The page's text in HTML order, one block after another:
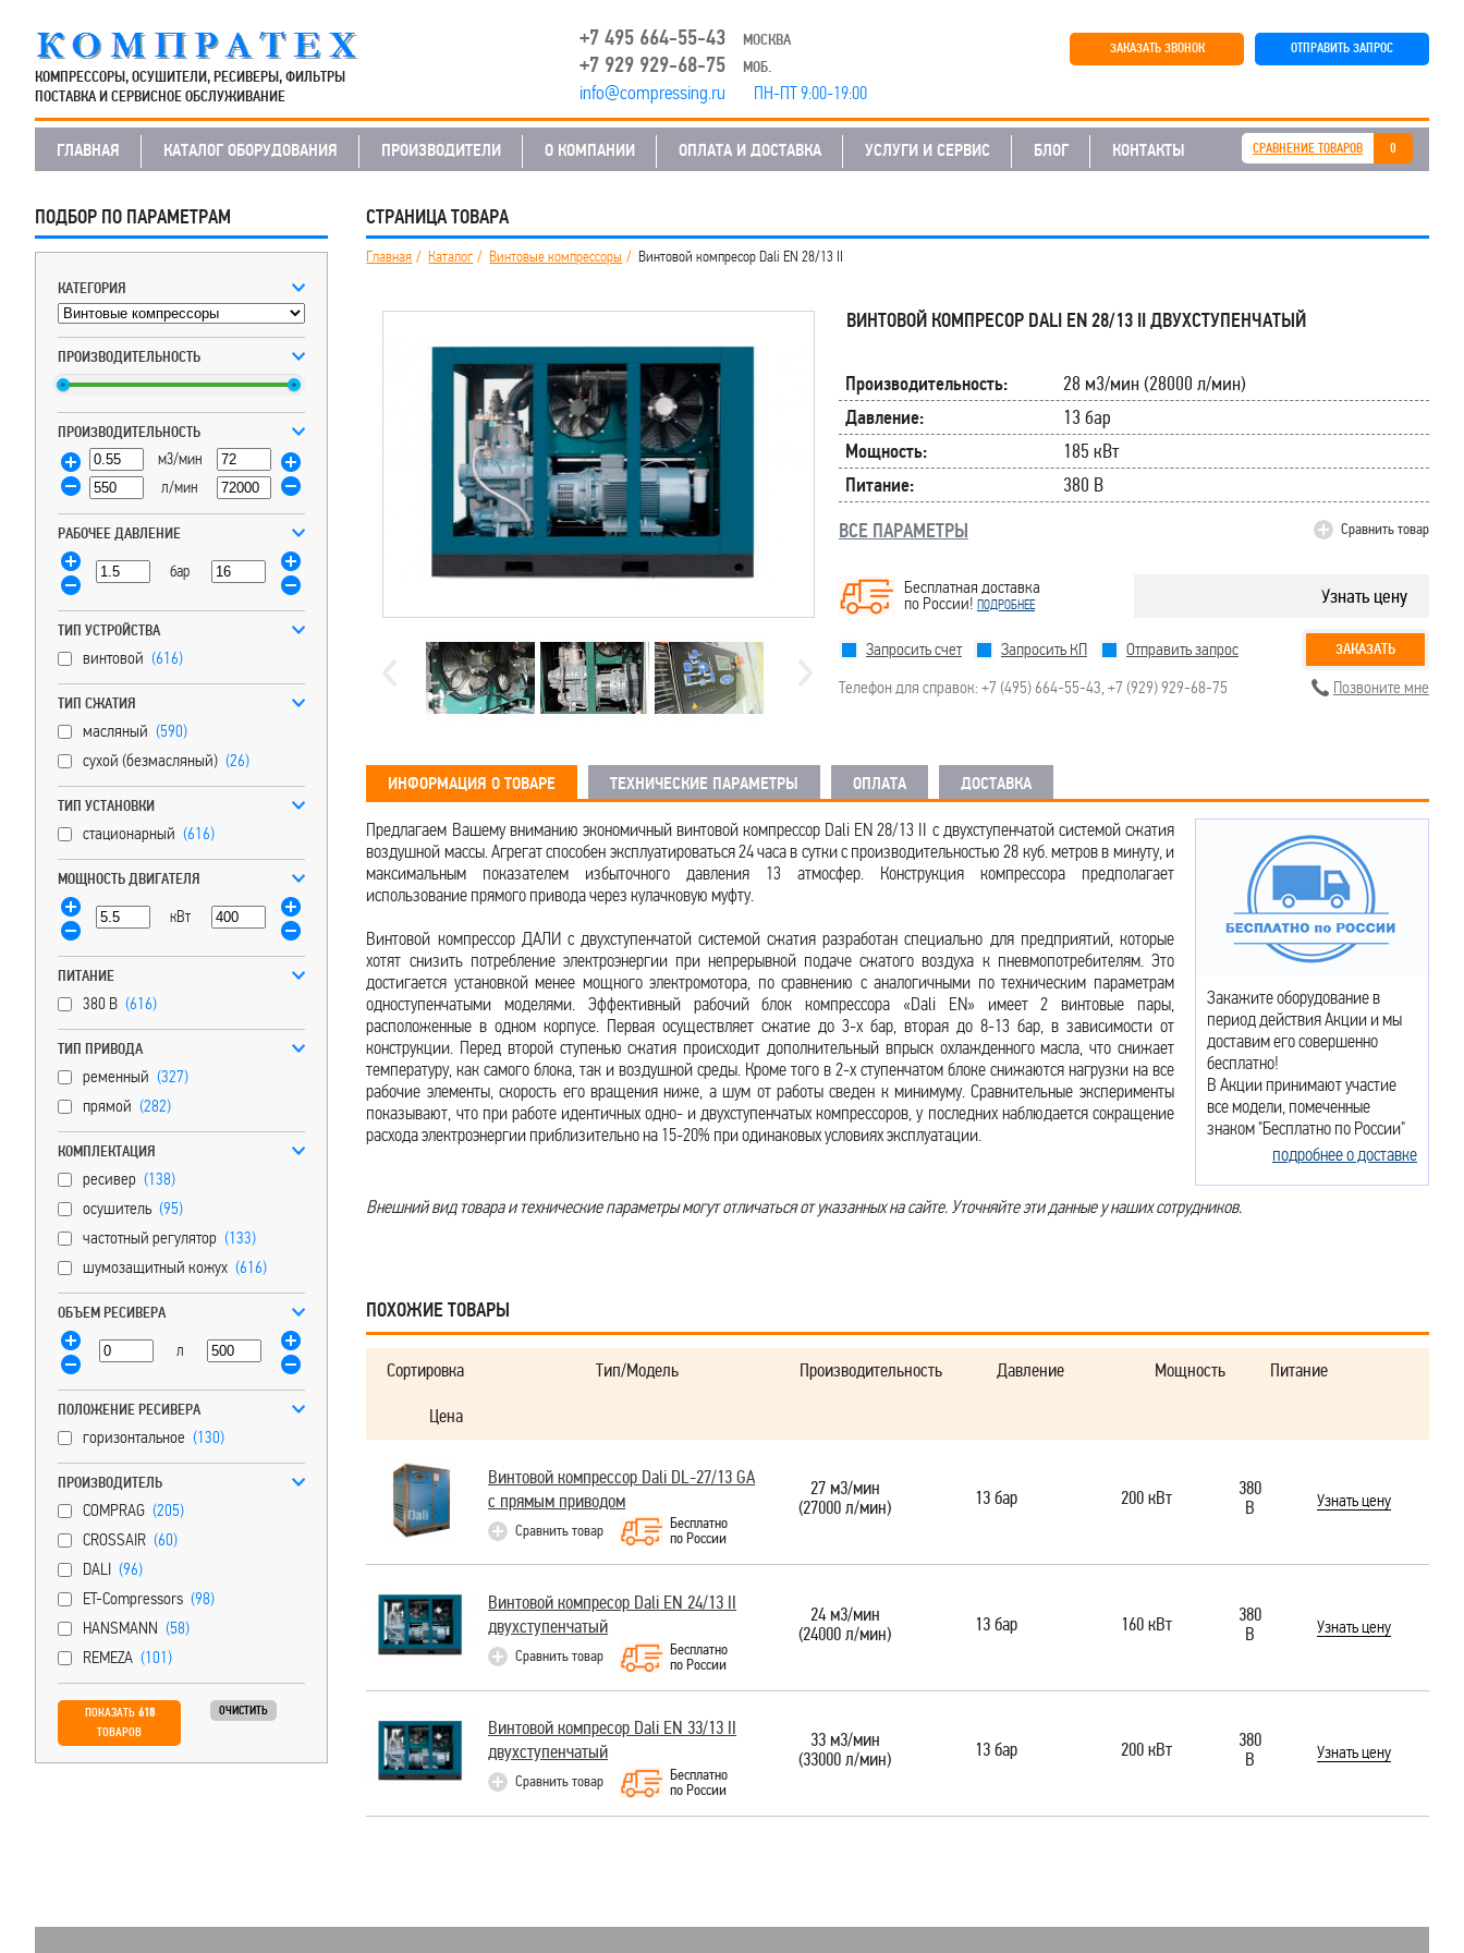
КОМПРЕССОРЫ, ОСУШИТЕЛИ, РЕСИВЕРЫ, ФИЛЬТРЫ
ПОСТАВКА И СЕРВИСНОЕ ОБСЛУЖИВАНИЕ
+7 495 664-55-43 МОСКВА
+7 929 929-68-75 МОБ.
info@compressing.ru ПН-ПТ 9:00-19:00
ОТПРАВИТЬ ЗАПРОС
ЗАКАЗАТЬ ЗВОНОК
ГЛАВНАЯ КАТАЛОГ ОБОРУДОВАНИЯ ПРОИЗВОДИТЕЛИ О КОМПАНИИ ОПЛАТА И ДОСТАВКА УСЛУГИ И СЕРВИС БЛОГ КОНТАКТЫ СРАВНЕНИЕ ТОВАРОВ 0
ПОДБОР ПО ПАРАМЕТРАМ
КАТЕГОРИЯ
ПРОИЗВОДИТЕЛЬНОСТЬ
ПРОИЗВОДИТЕЛЬНОСТЬ
м3/мин
л/мин
РАБОЧЕЕ ДАВЛЕНИЕ
бар
ТИП УСТРОЙСТВА
винтовой (616)
ТИП СЖАТИЯ
масляный (590)
сухой (безмасляный) (26)
ТИП УСТАНОВКИ
стационарный (616)
МОЩНОСТЬ ДВИГАТЕЛЯ
кВт
ПИТАНИЕ
380 В (616)
ТИП ПРИВОДА
ременный (327)
прямой (282)
КОМПЛЕКТАЦИЯ
ресивер (138)
осушитель (95)
частотный регулятор (133)
шумозащитный кожух (616)
ОБЪЕМ РЕСИВЕРА
л
ПОЛОЖЕНИЕ РЕСИВЕРА
горизонтальное (130)
ПРОИЗВОДИТЕЛЬ
COMPRAG (205)
CROSSAIR (60)
DALI (96)
ET-Compressors (98)
HANSMANN (58)
REMEZA (101)
ПОКАЗАТЬ 618
ТОВАРОВ
ОЧИСТИТЬ
СТРАНИЦА ТОВАРА
Главная Каталог Винтовые компрессоры Винтовой компресор Dali EN 28/13 II
ВИНТОВОЙ КОМПРЕСОР DALI EN 28/13 II ДВУХСТУПЕНЧАТЫЙ
Производительность:
28 м3/мин (28000 л/мин)
Давление:
13 бар
Мощность:
185 кВт
Питание:
380 В
ВСЕ ПАРАМЕТРЫ
Сравнить товар
Бесплатная доставка
по России! ПОДРОБНЕЕ Узнать цену
Запросить счет Запросить КП Отправить запрос ЗАКАЗАТЬ
Телефон для справок: +7 (495) 664-55-43, +7 (929) 929-68-75 Позвоните мне
ИНФОРМАЦИЯ О ТОВАРЕ ТЕХНИЧЕСКИЕ ПАРАМЕТРЫ ОПЛАТА ДОСТАВКА
Предлагаем Вашему вниманию экономичный винтовой компрессор Dali EN 28/13 II с двухступенчатой системой сжатия
воздушной массы. Агрегат способен эксплуатироваться 24 часа в сутки с производительностью 28 куб. метров в минуту, и
максимальным показателем избыточного давления 13 атмосфер. Конструкция компрессора предполагает
использование прямого привода через кулачковую муфту.
Винтовой компрессор ДАЛИ с двухступенчатой системой сжатия разработан специально для предприятий, которые
хотят снизить потребление электроэнергии при непрерывной подаче сжатого воздуха к пневмопотребителям. Это
достигается установкой менее мощного электромотора, по сравнению с аналогичными по техническим параметрам
одноступенчатыми моделями. Эффективный рабочий блок компрессора «Dali EN» имеет 2 винтовые пары,
расположенные в одном корпусе. Первая осуществляет сжатие до 3-х бар, вторая до 8-13 бар, в зависимости от
конструкции. Перед второй ступенью сжатия происходит дополнительный впрыск охлажденного масла, что снижает
температуру, как самого блока, так и воздушной среды. Кроме того в 2-х ступенчатом блоке снижаются нагрузки на все
рабочие элементы, скорость его вращения ниже, а шум от работы сведен к минимуму. Сравнительные эксперименты
показывают, что при работе идентичных одно- и двухступенчатых компрессоров, у последних наблюдается сокращение
расхода электроэнергии приблизительно на 15-20% при одинаковых условиях эксплуатации.
Закажите оборудование в
период действия Акции и мы
доставим его совершенно
бесплатно!
В Акции принимают участие
все модели, помеченные
знаком "Бесплатно по России"
подробнее о доставке
Внешний вид товара и технические параметры могут отличаться от указанных на сайте. Уточняйте эти данные у наших сотрудников.
ПОХОЖИЕ ТОВАРЫ
Сортировка Тип/Модель Производительность Давление Мощность
Питание
Цена
Винтовой компрессор Dali DL-27/13 GA
с прямым приводом
Сравнить товар
Бесплатно
по России
27 м3/мин
(27000 л/мин)
13 бар 200 кВт
380
В
Узнать цену
Винтовой компресор Dali EN 24/13 II
двухступенчатый
Сравнить товар
Бесплатно
по России
24 м3/мин
(24000 л/мин)
13 бар 160 кВт
380
В
Узнать цену
Винтовой компресор Dali EN 33/13 II
двухступенчатый
Сравнить товар
Бесплатно
по России
33 м3/мин
(33000 л/мин)
13 бар 200 кВт
380
В
Узнать цену